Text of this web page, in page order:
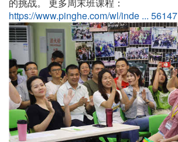
https://www.pinghe.com/wl/inde ... 56147